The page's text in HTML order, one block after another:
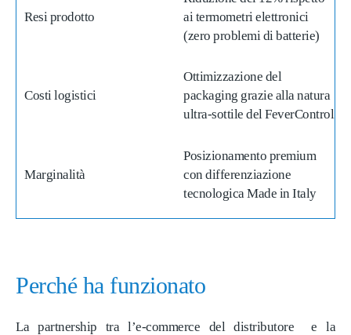
Resi prodotto
ai termometri elettronici
(zero problemi di batterie)
Costi logistici
Ottimizzazione del
packaging grazie alla natura
ultra-sottile del FeverControl
Marginalità
Posizionamento premium
con differenziazione
tecnologica Made in Italy
Perché ha funzionato
La partnership tra l’e-commerce del distributore e la